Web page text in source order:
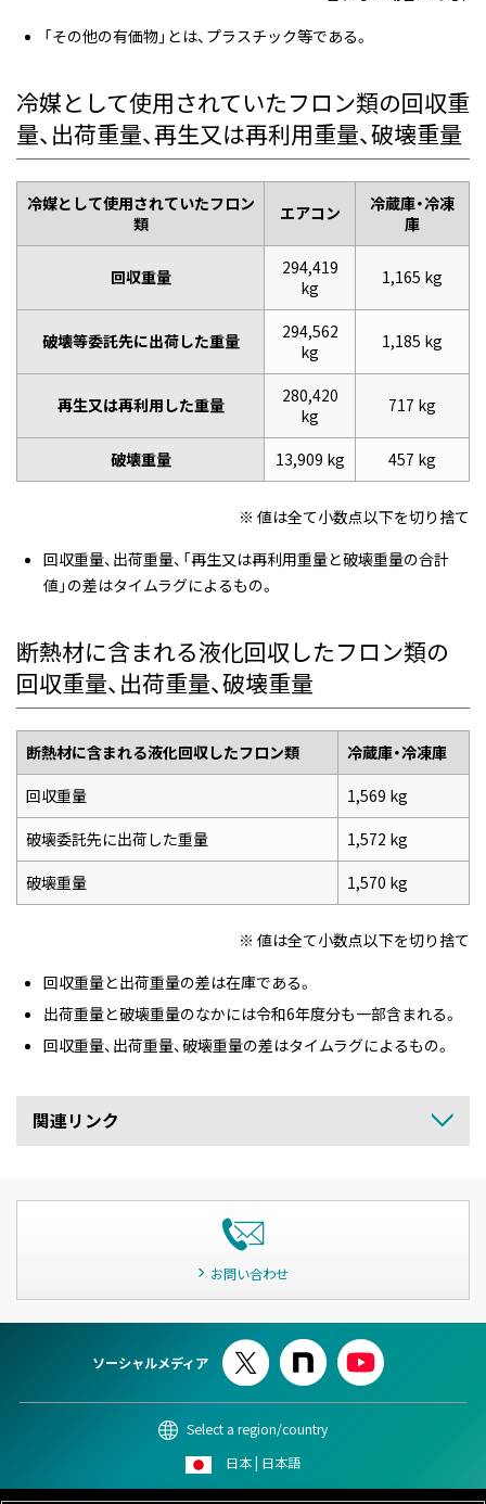
「その他の有価物」とは、プラスチック等である。
冷媒として使用されていたフロン類の回収重
量、出荷重量、再生又は再利用重量、破壊重量
冷媒として使用されていたフロン
類
エアコン
冷蔵庫・冷凍
庫
回収重量
294,419
kg
1,165 kg
破壊等委託先に出荷した重量
294,562
kg
1,185 kg
再生又は再利用した重量
280,420
kg
717 kg
破壊重量 13,909 kg 457 kg
※ 値は全て小数点以下を切り捨て
回収重量、出荷重量、「再生又は再利用重量と破壊重量の合計
値」の差はタイムラグによるもの。
断熱材に含まれる液化回収したフロン類の
回収重量、出荷重量、破壊重量
断熱材に含まれる液化回収したフロン類
冷蔵庫・冷凍庫
回収重量
1,569 kg
破壊委託先に出荷した重量
1,572 kg
破壊重量
1,570 kg
※ 値は全て小数点以下を切り捨て
回収重量と出荷重量の差は在庫である。
出荷重量と破壊重量のなかには令和6年度分も一部含まれる。
回収重量、出荷重量、破壊重量の差はタイムラグによるもの。
関連リンク
お問い合わせ
ソーシャルメディア
Select a region/country
日本 | 日本語